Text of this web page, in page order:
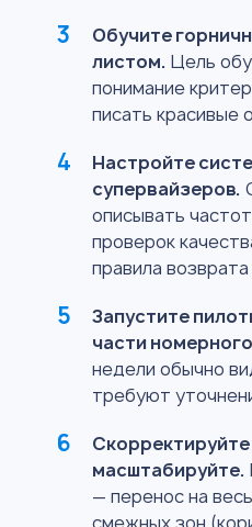
Обучите
листом. Цель
понимание
писать красивые
Настройте
супервайзеров.
описывать
проверок
правила
Запустите
части
недели обычно
требуют
масштабируйте.
— перенос на
смежных зон